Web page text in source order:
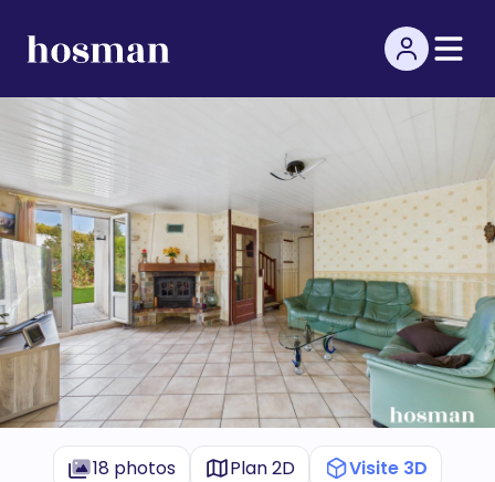
18 photos Plan 2D Visite 3D